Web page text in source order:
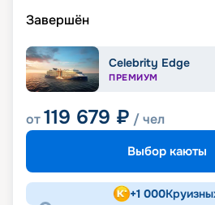
Завершён
Celebrity Edge
ПРЕМИУМ
от119 679 ₽ / чел
Выбор каюты
+1 000